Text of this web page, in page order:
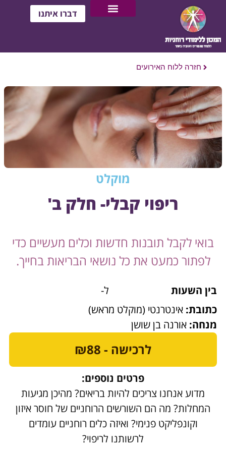
דברו איתנו
חזרה ללוח האירועים
מוקלט
ריפוי קבלי- חלק ב'
בואי לקבל תובנות חדשות וכלים מעשיים כדי
לפתור כמעט את כל נושאי הבריאות בחייך.
פרטים נוספים:
מדוע אנחנו צריכים להיות בריאים? מהיכן מגיעות
המחלות? מה הם השורשים הרוחניים של חוסר איזון
וקונפליקט פנימי? ואיזה כלים רוחניים עומדים
לרשותנו לריפוי?
בין השעות
ל-
כתובת: אינטרנטי (מוקלט מראש)
מנחה: אורנה בן שושן
לרכישה - ₪88